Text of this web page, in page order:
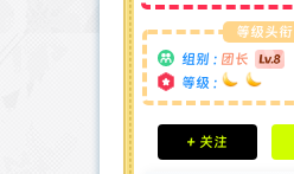
等级头衔
组别 : 团长
等级 :
积分成就
钻石 : 1 颗
+ 关注